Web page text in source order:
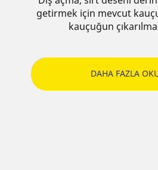
getirmek için mevcut
kauçuğun
DAHA FAZLA